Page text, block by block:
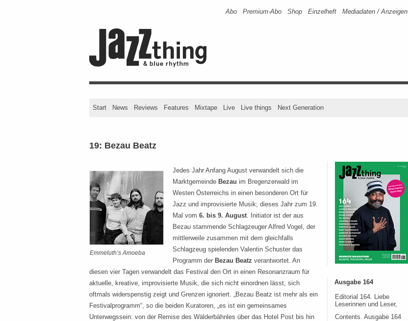
Abo Premium-Abo Shop Einzelheft Mediadaten / Anzeigen
Start News Reviews Features Mixtape Live Live things Next Generation
19: Bezau Beatz
Emmeluth’s Amoeba
Jedes Jahr Anfang August verwandelt sich die
Marktgemeinde Bezau im Bregenzerwald im
Westen Österreichs in einen besonderen Ort für
Jazz und improvisierte Musik; dieses Jahr zum 19.
Mal vom 6. bis 9. August. Initiator ist der aus
Bezau stammende Schlagzeuger Alfred Vogel, der
mittlerweile zusammen mit dem gleichfalls
Schlagzeug spielenden Valentin Schuster das
Programm der Bezau Beatz verantwortet. An
diesen vier Tagen verwandelt das Festival den Ort in einen Resonanzraum für
aktuelle, kreative, improvisierte Musik, die sich nicht einordnen lässt, sich
oftmals widerspenstig zeigt und Grenzen ignoriert. „Bezau Beatz ist mehr als ein
Festivalprogramm“, so die beiden Kuratoren, „es ist ein gemeinsames
Unterwegssein: von der Remise des Wälderbähnles über das Hotel Post bis hin
Ausgabe 164
Editorial 164. Liebe
Leserinnen und Leser,
Contents. Ausgabe 164